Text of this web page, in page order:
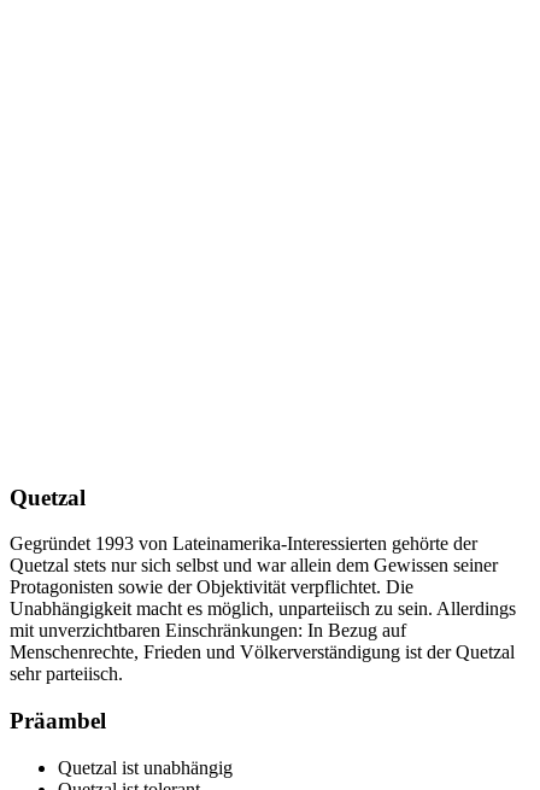
Quetzal
Gegründet 1993 von Lateinamerika-Interessierten gehörte der
Quetzal stets nur sich selbst und war allein dem Gewissen seiner
Protagonisten sowie der Objektivität verpflichtet. Die
Unabhängigkeit macht es möglich, unparteiisch zu sein. Allerdings
mit unverzichtbaren Einschränkungen: In Bezug auf
Menschenrechte, Frieden und Völkerverständigung ist der Quetzal
sehr parteiisch.
Präambel
Quetzal ist unabhängig